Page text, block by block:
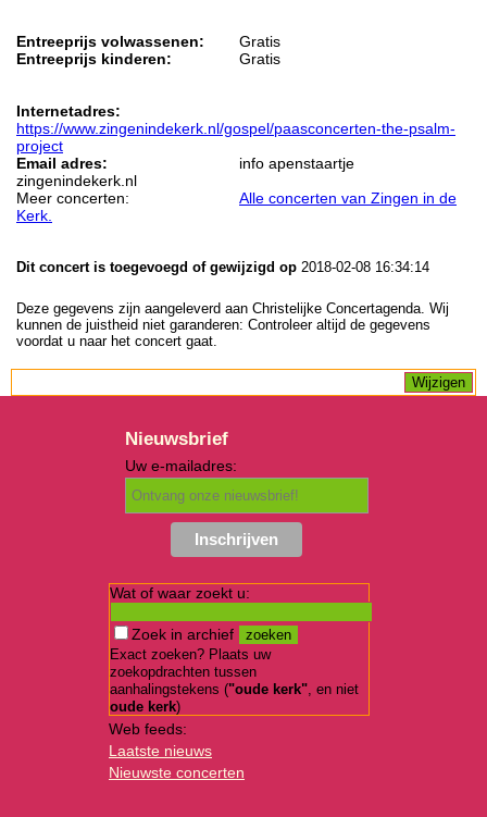
Entreeprijs volwassenen:
Gratis
Entreeprijs kinderen:
Gratis
Internetadres:
https://www.zingenindekerk.nl/gospel/paasconcerten-the-psalm-
project
Email adres:
info apenstaartje
zingenindekerk.nl
Meer concerten:
Alle concerten van Zingen in de
Kerk.
Dit concert is toegevoegd of gewijzigd op 2018-02-08 16:34:14
Deze gegevens zijn aangeleverd aan Christelijke Concertagenda. Wij
kunnen de juistheid niet garanderen: Controleer altijd de gegevens
voordat u naar het concert gaat.
Nieuwsbrief
Uw e-mailadres:
Wat of waar zoekt u:
Zoek in archief
Exact zoeken? Plaats uw
zoekopdrachten tussen
aanhalingstekens ("oude kerk", en niet
oude kerk)
Web feeds:
Laatste nieuws
Nieuwste concerten